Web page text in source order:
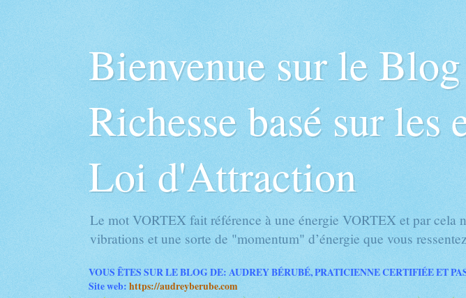
Bienvenue sur le
Richesse basé sur les
Loi d'Attraction
Le mot VORTEX fait référence à une énergie VORTEX et par cela
vibrations et une sorte de "momentum" d’énergie que vous
VOUS ÊTES SUR LE BLOG DE: AUDREY BÉRUBÉ, PRATICIENNE CERTIFIÉE ET
Site web: https://audreyberube.com